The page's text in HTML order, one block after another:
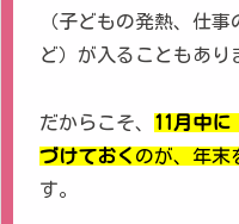
（子どもの発熱、仕
ど）が入ることもあり
だからこそ、 11月中
づけておく のが、年末
す。